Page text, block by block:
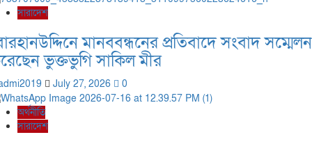
সারাদেশ
মানববন্ধনের প্রতিবাদে সংবাদ সম্মেলন
ভুক্তভুগি সাকিল মীর
July 27, 2026 0
অর্থনীতি
সারাদেশ